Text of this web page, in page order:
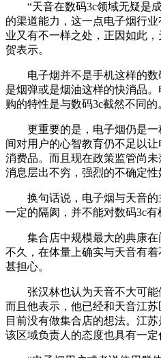
“天音在数码3c领域无疑是
的渠道能力，这一点电子烟行
业又有不一样之处，正因如此
贺表示。
电子烟并不是手机这样的
是烟弹或是烟油这样的快消品
购的特性是与数码3c截然不同的
更重要的是，电子烟仍是
间对用户的心智教育仍不足以
消费品。而且现在政策监管尚
消息层出不穷，强烈的不确定性
换句话说，电子烟与天音
一定的隔阂，并不能对数码3c有
集合店中规模最大的典康
不久，在体量上确实与天音有
甚担心。
张汉林也认为天音不大可能
而且他表示，他已经和天音江
目前没有做集合店的想法。江
该区域负责人的态度也具有一定